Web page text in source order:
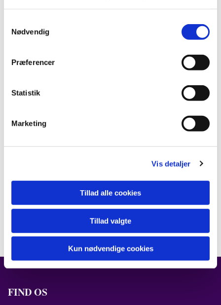
Nødvendig
Præferencer
Statistik
Marketing
Vis detaljer
Tillad alle cookies
Tillad valgte
Kun nødvendige cookies
FIND OS